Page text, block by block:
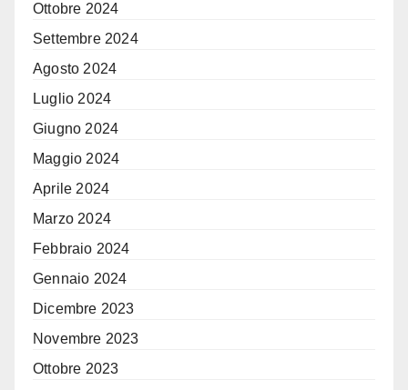
Ottobre 2024
Settembre 2024
Agosto 2024
Luglio 2024
Giugno 2024
Maggio 2024
Aprile 2024
Marzo 2024
Febbraio 2024
Gennaio 2024
Dicembre 2023
Novembre 2023
Ottobre 2023